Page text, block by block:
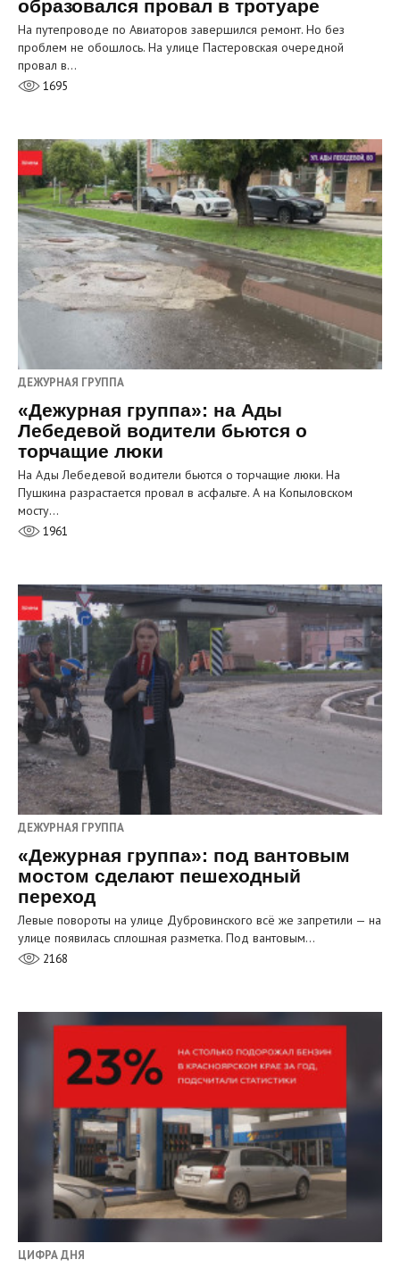
образовался провал в тротуаре
На путепроводе по Авиаторов завершился ремонт. Но без
проблем не обошлось. На улице Пастеровская очередной
провал в…
1695
ДЕЖУРНАЯ ГРУППА
«Дежурная группа»: на Ады
Лебедевой водители бьются о
торчащие люки
На Ады Лебедевой водители бьются о торчащие люки. На
Пушкина разрастается провал в асфальте. А на Копыловском
мосту…
1961
ДЕЖУРНАЯ ГРУППА
«Дежурная группа»: под вантовым
мостом сделают пешеходный
переход
Левые повороты на улице Дубровинского всё же запретили — на
улице появилась сплошная разметка. Под вантовым…
2168
ЦИФРА ДНЯ